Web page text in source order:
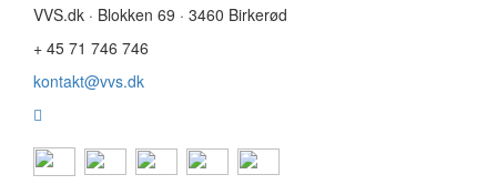
VVS.dk · Blokken 69 · 3460 Birkerød
+ 45 71 746 746
kontakt@vvs.dk